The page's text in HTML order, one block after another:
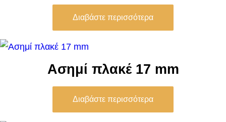
Διαβάστε περισσότερα
Ασημί πλακέ 17 mm
Διαβάστε περισσότερα